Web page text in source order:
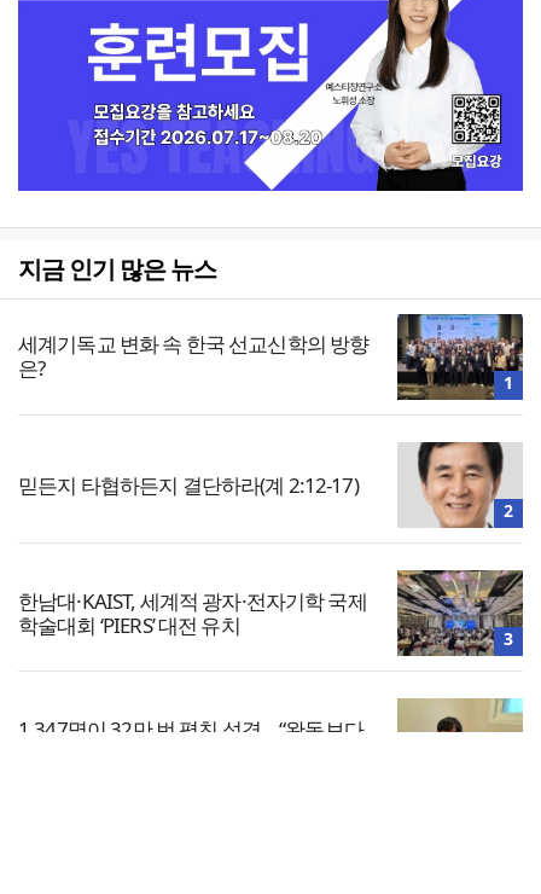
지금 인기 많은 뉴스
세계기독교 변화 속 한국 선교신학의 방향
은?
1
믿든지 타협하든지 결단하라(계 2:12-17)
2
한남대·KAIST, 세계적 광자·전자기학 국제
학술대회 ‘PIERS’ 대전 유치
3
1,347명이 32만 번 펼친 성경… “완독보다